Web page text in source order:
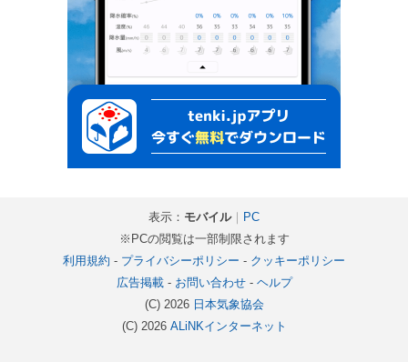
表示： モバイル｜ PC
※PCの閲覧は一部制限されます
利用規約 - プライバシーポリシー - クッキーポリシー
広告掲載- お問い合わせ- ヘルプ
(C) 2026 日本気象協会
(C) 2026 ALiNKインターネット